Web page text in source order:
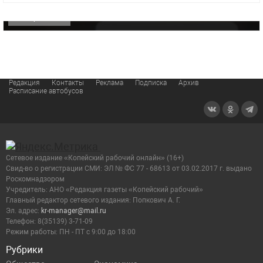
Редакция Контакты Реклама Подписка
Архив
Расписание автобусов
Рубрики
Сетевое издание «Копейский рабочий онлайн» (16+)
Cвид-во о регистрации СМИ: ЭЛ № ФС 77 - 68613 от 03.02.2017 г. выдано
Роскомнадзором
Учредитель: АНО «Редакция газеты «Копейский рабочий»
Главный редактор сетевого издания: Попкович А. Г.
Эл. адрес: kr-manager@mail.ru
Телефон: 8(35139) 3-71-09
Режим работы: ПН - ПТ с 9:00 до 18:00